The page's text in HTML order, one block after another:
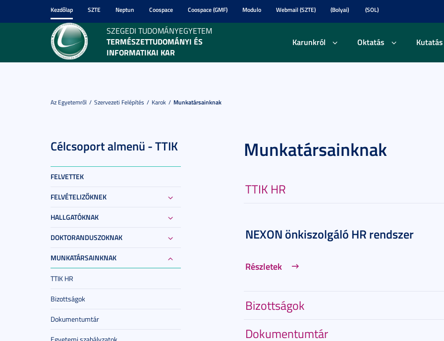
Kezdőlap SZTE Neptun Coospace Coospace (GMF) Modulo Webmail (SZTE) (Bolyai) (SOL)
SZEGEDI TUDOMÁNYEGYETEM
TERMÉSZETTUDOMÁNYI ÉS
INFORMATIKAI KAR
Karunkról Oktatás Kutatás
Az Egyetemről Szervezeti Felépítés Karok Munkatársainknak
Célcsoport almenü - TTIK
FELVETTEK
FELVÉTELIZŐKNEK
HALLGATÓKNAK
DOKTORANDUSZOKNAK
MUNKATÁRSAINKNAK
TTIK HR
Bizottságok
Dokumentumtár
Munkatársainknak
TTIK HR
NEXON önkiszolgáló HR rendszer
Részletek
Bizottságok
Dokumentumtár